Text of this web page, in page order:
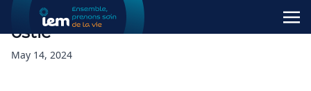
ostie
May 14, 2024